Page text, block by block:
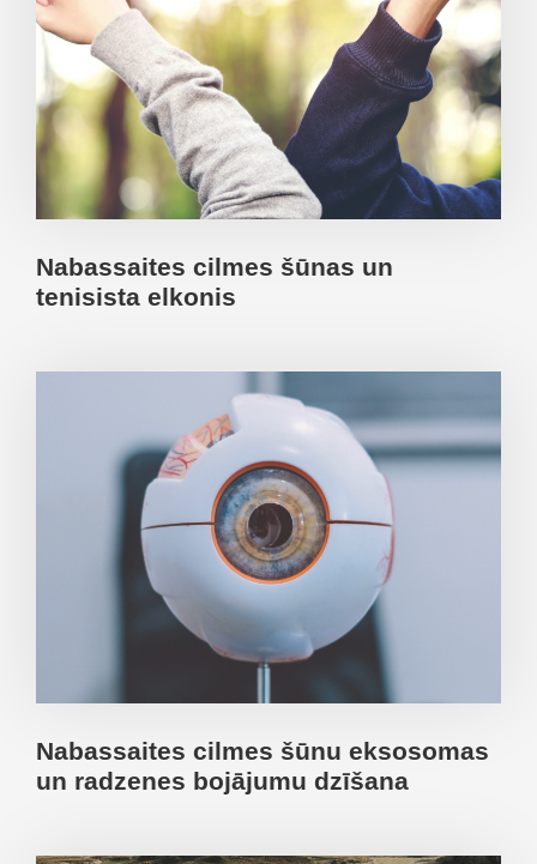
Nabassaites cilmes šūnas un
tenisista elkonis
Nabassaites cilmes šūnu eksosomas
un radzenes bojājumu dzīšana